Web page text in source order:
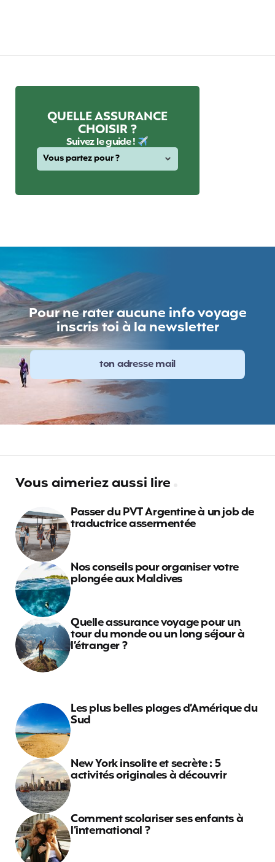
QUELLE ASSURANCE
CHOISIR ?
Suivez le guide !
Pour ne rater aucune info voyage
inscris toi à la newsletter
Vous aimeriez aussi lire
Passer du PVT Argentine à un job de
traductrice assermentée
Nos conseils pour organiser votre
plongée aux Maldives
Quelle assurance voyage pour un
tour du monde ou un long séjour à
l’étranger ?
Les plus belles plages d’Amérique du
Sud
New York insolite et secrète : 5
activités originales à découvrir
Comment scolariser ses enfants à
l’international ?